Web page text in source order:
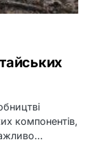
компонентів,